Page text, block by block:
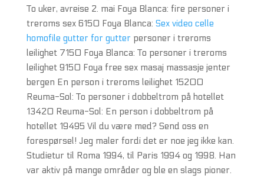
To uker, avreise 2. mai Foya Blanca: fire personer i
treroms sex 6150 Foya Blanca: Sex video celle
homofile gutter for gutterpersoner i treroms
leilighet 7150 Foya Blanca: To personer i treroms
leilighet 9150 Foya free sex masaj massasje jenter
bergen En person i treroms leilighet 15200
Reuma-Sol: To personer i dobbeltrom på hotellet
13420 Reuma-Sol: En person i dobbeltrom på
hotellet 19495 Vil du være med? Send oss en
forespørsel! Jeg maler fordi det er noe jeg ikke kan.
Studietur til Roma 1994, til Paris 1994 og 1998. Han
var aktiv på mange områder og ble en slags pioner.